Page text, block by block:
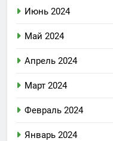
Июнь 2024
Май 2024
Апрель 2024
Март 2024
Февраль 2024
Январь 2024